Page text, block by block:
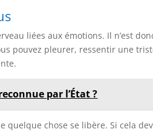
liées aux émotions. Il n’est
pouvez pleurer, ressentir une
par l’État ?
quelque chose se libère. Si cela